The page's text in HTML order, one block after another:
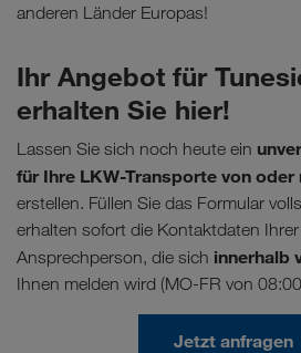
anderen Länder Europas!
Ihr Angebot für
erhalten Sie hier!
Lassen Sie sich noch heute ein
für Ihre LKW-Transporte von oder
erstellen. Füllen Sie das Formular
erhalten sofort die Kontaktdaten
Ansprechperson, die sich innerhalb
Ihnen melden wird (MO-FR von
Jetzt anfragen